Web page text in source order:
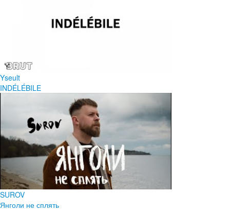
Yseult
INDÉLÉBILE
SUROV
Янголи не сплять